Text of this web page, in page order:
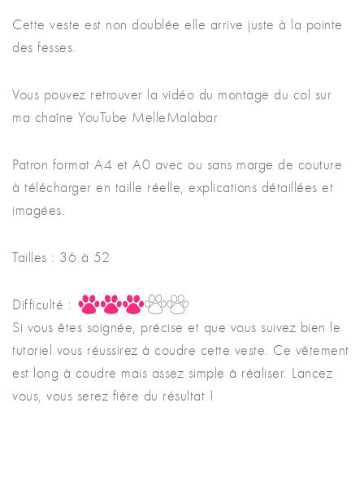
Cette veste est non doublée elle arrive juste à la pointe
des fesses.
Vous pouvez retrouver la vidéo du montage du col sur
ma chaîne YouTube MelleMalabar
Patron format A4 et A0 avec ou sans marge de couture
à télécharger en taille réelle, explications détaillées et
imagées.
Tailles : 36 à 52
Difficulté :
Si vous êtes soignée, précise et que vous suivez bien le
tutoriel vous réussirez à coudre cette veste. Ce vêtement
est long à coudre mais assez simple à réaliser. Lancez
vous, vous serez fière du résultat !